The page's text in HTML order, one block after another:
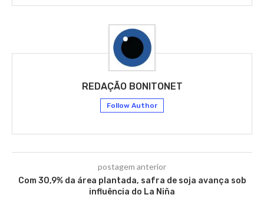
REDAÇÃO BONITONET
Follow Author
postagem anterior
Com 30,9% da área plantada, safra de soja avança sob
influência do La Niña